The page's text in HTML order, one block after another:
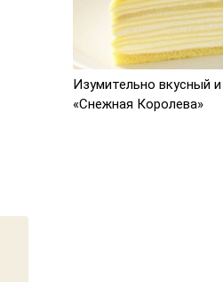
Изумительно вкусный
«Снежная Королева»